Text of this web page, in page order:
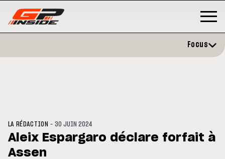
Focus
LA RÉDACTION -30 JUIN 2024
Aleix Espargaro déclare forfait à
Assen